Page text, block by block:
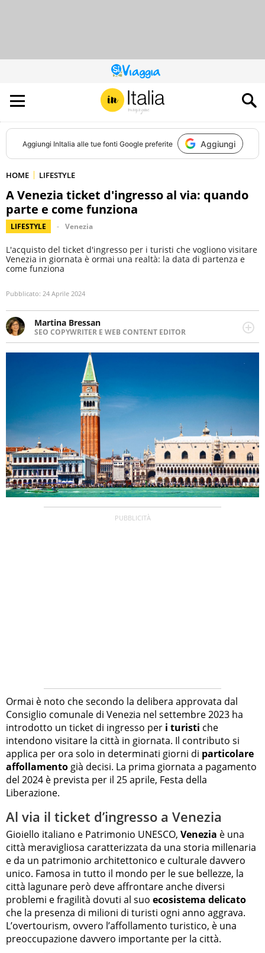
QUESTO
SITO
CONTRIBUISCE
ALL’AUDIENCE
DI
Aggiungi InItalia alle tue fonti Google preferite Aggiungi
HOME LIFESTYLE
A Venezia ticket d'ingresso al via: quando
parte e come funziona
LIFESTYLE Venezia
L'acquisto del ticket d'ingresso per i turisti che vogliono visitare
Venezia in giornata è ormai una realtà: la data di partenza e
come funziona
Pubblicato: 24 Aprile 2024
Martina Bressan
SEO COPYWRITER E WEB CONTENT EDITOR
Appassionata di viaggi, di trail running e di yoga, ama
scoprire nuovi posti e nuove culture. Curiosa,
determinata e intraprendente adora leggere ma
soprattutto scrivere.
Ormai è noto che secondo la delibera approvata dal
Consiglio comunale di Venezia nel settembre 2023 ha
introdotto un ticket di ingresso per i turisti che
intendono visitare la città in giornata. Il contributo si
applica per ora solo in determinati giorni di particolare
affollamento già decisi. La prima giornata a pagamento
del 2024 è prevista per il 25 aprile, Festa della
Liberazione.
Al via il ticket d’ingresso a Venezia
Gioiello italiano e Patrimonio UNESCO, Venezia è una
città meravigliosa caratterizzata da una storia millenaria
e da un patrimonio architettonico e culturale davvero
unico. Famosa in tutto il mondo per le sue bellezze, la
città lagunare però deve affrontare anche diversi
problemi e fragilità dovuti al suo ecosistema delicato
che la presenza di milioni di turisti ogni anno aggrava.
L’overtourism, ovvero l’affollamento turistico, è una
preoccupazione davvero importante per la città.